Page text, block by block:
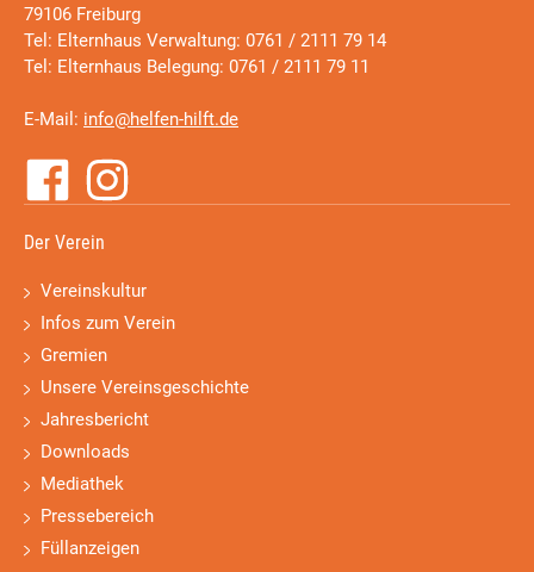
79106 Freiburg
Tel: Elternhaus Verwaltung: 0761 / 2111 79 14
Tel: Elternhaus Belegung: 0761 / 2111 79 11
E-Mail: info@helfen-hilft.de
Der Verein
Vereinskultur
Infos zum Verein
Gremien
Unsere Vereinsgeschichte
Jahresbericht
Downloads
Mediathek
Pressebereich
Füllanzeigen